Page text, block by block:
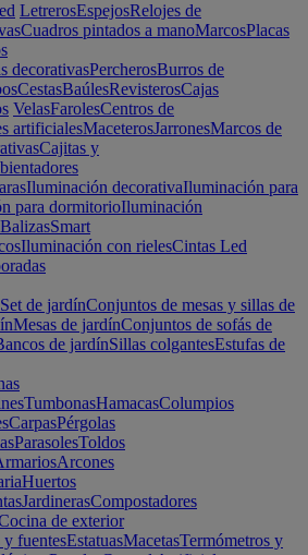
LetrerosEspejosRelojes de
Cuadros pintados a manoMarcosPlacas
decorativasPercherosBurros de
CestasBaúlesRevisterosCajas
VelasFarolesCentros de
artificialesMaceterosJarronesMarcos de
Cajitas y
Iluminación decorativaIluminación para
para dormitorioIluminación
BalizasSmart
Iluminación con rielesCintas Led
Set de jardínConjuntos de mesas y sillas de
Mesas de jardínConjuntos de sofás de
de jardínSillas colgantesEstufas de
TumbonasHamacasColumpios
CarpasPérgolas
ParasolesToldos
Arcones
Huertos
JardinerasCompostadores
de exterior
fuentesEstatuasMacetasTermómetros y